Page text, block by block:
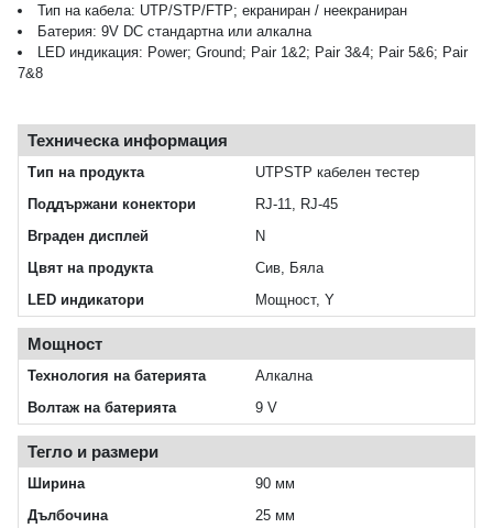
Тип на кабела: UTP/STP/FTP; екраниран / неекраниран
Батерия: 9V DC стандартна или алкална
LED индикация: Power; Ground; Pair 1&2; Pair 3&4; Pair 5&6; Pair
7&8
Техническа информация
Тип на продукта
UTPSTP кабелен тестер
Поддържани конектори
RJ-11, RJ-45
Вграден дисплей
N
Цвят на продукта
Сив, Бяла
LED индикатори
Мощност, Y
Мощност
Технология на батерията
Алкална
Волтаж на батерията
9 V
Тегло и размери
Ширина
90 мм
Дълбочина
25 мм